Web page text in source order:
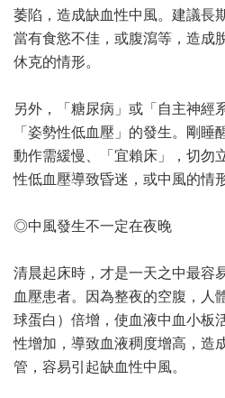
萎陷，造成缺血性中風。建議長
當有食慾不佳，或腹瀉等，造成
休克的情形。
另外，「 糖尿病 」或「自主神經
「姿勢性低血壓」的發生。剛睡
動作需緩慢、「宜賴床」，切勿
性低血壓導致昏迷，或中風的情
◎中風發生不一定在夜晚
清晨起床時，才是一天之中最容
血壓患者。因為整夜的空腹，人
球蛋白）倍增，使血液中血小板
性增加，導致血液稠度增高，造
管，容易引起缺血性中風。